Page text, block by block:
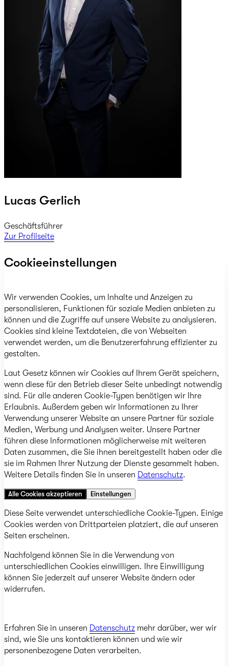
Lucas Gerlich
Geschäftsführer
Zur Profilseite
Cookieeinstellungen
Wir verwenden Cookies, um Inhalte und Anzeigen zu
personalisieren, Funktionen für soziale Medien anbieten zu
können und die Zugriffe auf unsere Website zu analysieren.
Cookies sind kleine Textdateien, die von Webseiten
verwendet werden, um die Benutzererfahrung effizienter zu
gestalten.
Laut Gesetz können wir Cookies auf Ihrem Gerät speichern,
wenn diese für den Betrieb dieser Seite unbedingt notwendig
sind. Für alle anderen Cookie-Typen benötigen wir Ihre
Erlaubnis. Außerdem geben wir Informationen zu Ihrer
Verwendung unserer Website an unsere Partner für soziale
Medien, Werbung und Analysen weiter. Unsere Partner
führen diese Informationen möglicherweise mit weiteren
Daten zusammen, die Sie ihnen bereitgestellt haben oder die
sie im Rahmen Ihrer Nutzung der Dienste gesammelt haben.
Weitere Details finden Sie in unseren Datenschutz.
Alle Cookies akzeptieren Einstellungen
Diese Seite verwendet unterschiedliche Cookie-Typen. Einige
Cookies werden von Drittparteien platziert, die auf unseren
Seiten erscheinen.
Nachfolgend können Sie in die Verwendung von
unterschiedlichen Cookies einwilligen. Ihre Einwilligung
können Sie jederzeit auf unserer Website ändern oder
widerrufen.
Erfahren Sie in unseren Datenschutz mehr darüber, wer wir
sind, wie Sie uns kontaktieren können und wie wir
personenbezogene Daten verarbeiten.